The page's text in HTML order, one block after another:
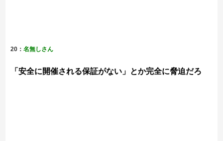
20：名無しさん
「安全に開催される保証がない」とか完全に脅迫だろ